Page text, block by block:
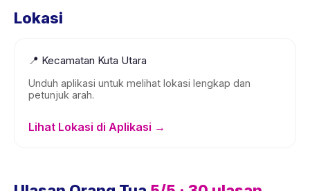
Lokasi
📍 Kecamatan Kuta Utara
Unduh aplikasi untuk melihat lokasi lengkap dan
petunjuk arah.
Lihat Lokasi di Aplikasi →